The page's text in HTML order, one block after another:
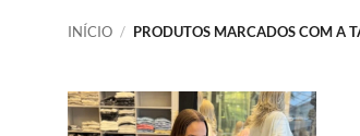
INÍCIO / PRODUTOS MARCADOS COM A